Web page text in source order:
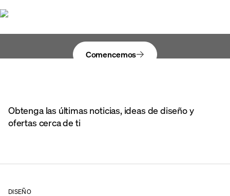
Comencemos
Obtenga las últimas noticias, ideas de diseño y
ofertas cerca de ti
DISEÑO